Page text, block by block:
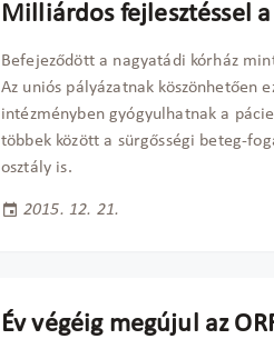
Milliárdos fejlesztéssel
Befejeződött a nagyatádi kórház
Az uniós pályázatnak köszönhetően
intézményben gyógyulhatnak a
többek között a sürgősségi beteg-
osztály is.
2015. 12. 21.
Év végéig megújul az